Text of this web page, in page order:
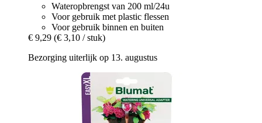
Wateropbrengst van 200 ml/24u
Voor gebruik met plastic flessen
Voor gebruik binnen en buiten
€ 9,29 (€ 3,10 / stuk)
Bezorging uiterlijk op 13. augustus